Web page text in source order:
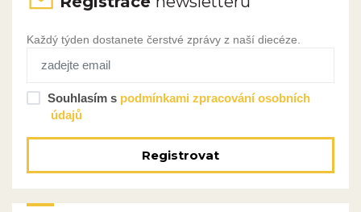
Každý týden dostanete čerstvé zprávy z naší diecéze.
Souhlasím s podmínkami zpracování osobních
údajů
Registrovat